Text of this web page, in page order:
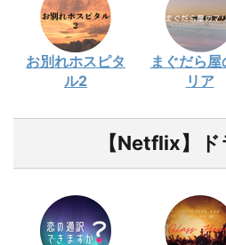
お別れホスピタ
ル2
まぐだら屋
リア
【Netflix】